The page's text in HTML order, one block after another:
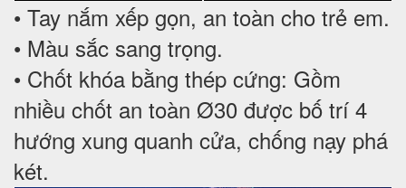
• Tay nắm xếp gọn, an toàn cho trẻ em.
• Màu sắc sang trọng.
• Chốt khóa bằng thép cứng: Gồm
nhiều chốt an toàn Ø30 được bố trí 4
hướng xung quanh cửa, chống nạy phá
két.